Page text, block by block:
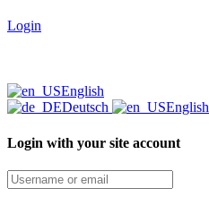
Login
English
Deutsch
English
Login with your site account